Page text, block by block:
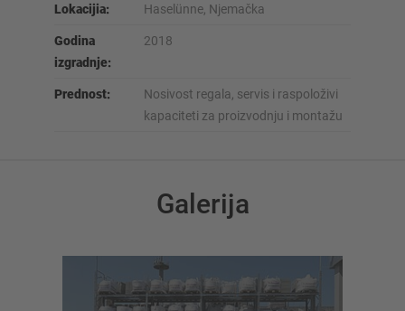
Lokacijia: Haselünne, Njemačka
Godina
izgradnje:
2018
Prednost:
Nosivost regala, servis i raspoloživi
kapaciteti za proizvodnju i montažu
Galerija